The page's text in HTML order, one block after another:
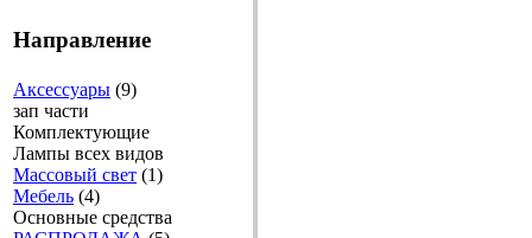
Направление
Аксессуары (9)
зап части
Комплектующие
Лампы всех видов
Массовый свет (1)
Мебель (4)
Основные средства